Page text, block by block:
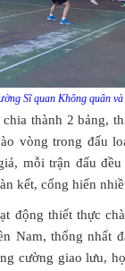
Sĩ quan Không quân
thành 2 bảng,
vòng trong đấu
mỗi trận đấu
kết, cống hiến
động thiết thực
Nam, thống nhất
cường giao lưu,